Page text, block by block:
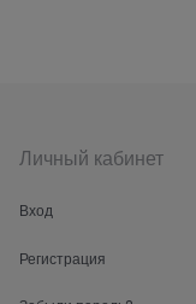
Личный кабинет
Вход
Регистрация